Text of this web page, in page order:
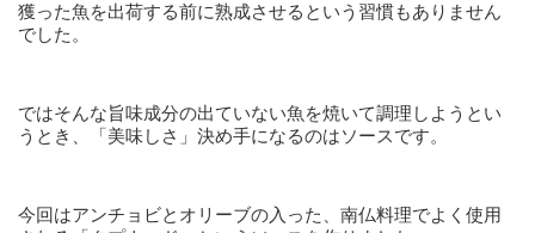
獲った魚を出荷する前に熟成させるという習慣もありません
でした。
ではそんな旨味成分の出ていない魚を焼いて調理しようとい
うとき、「美味しさ」決め手になるのはソースです。
今回はアンチョビとオリーブの入った、南仏料理でよく使用